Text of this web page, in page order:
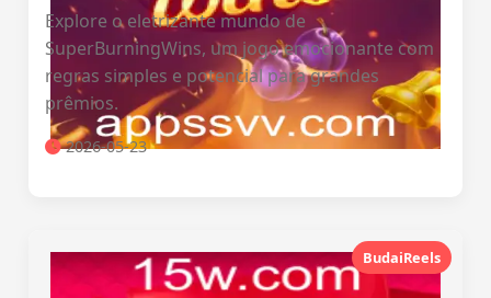
Explore o eletrizante mundo de
SuperBurningWins, um jogo emocionante com
regras simples e potencial para grandes
prêmios.
2026-05-23
BudaiReels